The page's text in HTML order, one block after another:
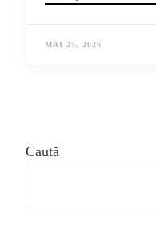
MAI 25, 2026
Caută